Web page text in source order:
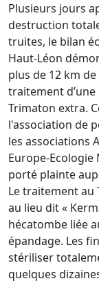
Plusieurs jours
destruction
truites, le bilan
Haut-Léon
plus de 12 km
traitement
Trimaton extra.
l'association de
les associations
Europe-
porté plainte
Le traitement au
au lieu dit «
hécatombe liée
épandage. Les
stériliser
quelques